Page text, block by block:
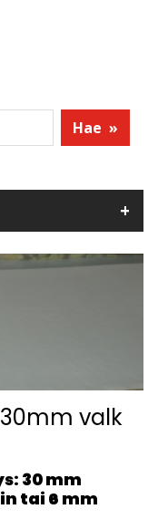
Hae »
valk
30 mm
tai 6 mm